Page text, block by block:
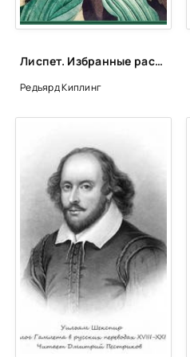
Талисман игрока
Тонкий обман
Сян Гао в тигре
Злая жена Цзян-чэн
Волшебник Гун
Колдовство хэшана
В погоне за бессмертной Цин-э
Монахи-иноземцы
Бай Цю-лянь любила стихи
Лиспет. Избранные рассказы - Редьярд Киплинг
Редьярд Киплинг